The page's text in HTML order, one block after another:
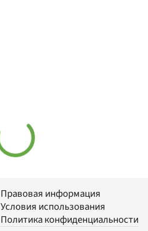
Правовая информация
Условия использования
Политика конфиденциальности